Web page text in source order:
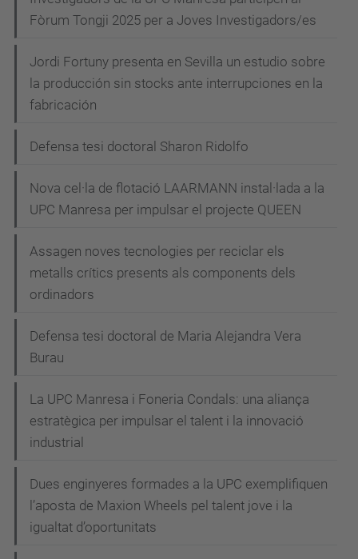
Fòrum Tongji 2025 per a Joves Investigadors/es
Jordi Fortuny presenta en Sevilla un estudio sobre
la producción sin stocks ante interrupciones en la
fabricación
Defensa tesi doctoral Sharon Ridolfo
Nova cel·la de flotació LAARMANN instal·lada a la
UPC Manresa per impulsar el projecte QUEEN
Assagen noves tecnologies per reciclar els
metalls crítics presents als components dels
ordinadors
Defensa tesi doctoral de Maria Alejandra Vera
Burau
La UPC Manresa i Foneria Condals: una aliança
estratègica per impulsar el talent i la innovació
industrial
Dues enginyeres formades a la UPC exemplifiquen
l’aposta de Maxion Wheels pel talent jove i la
igualtat d’oportunitats